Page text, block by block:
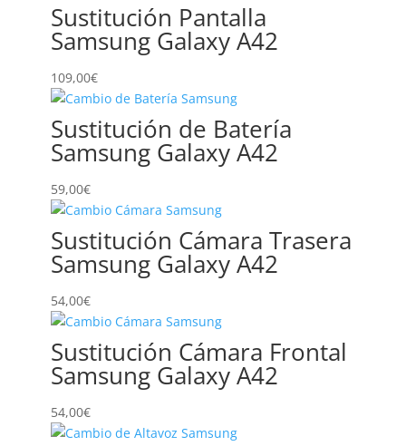
Sustitución Pantalla
Samsung Galaxy A42
109,00€
Sustitución de Batería
Samsung Galaxy A42
59,00€
Sustitución Cámara Trasera
Samsung Galaxy A42
54,00€
Sustitución Cámara Frontal
Samsung Galaxy A42
54,00€